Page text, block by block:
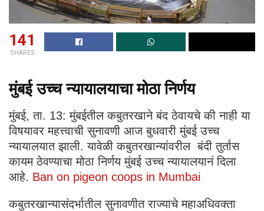
141
SHARES
मुंबई उच्च न्यायालयाचा मोठा निर्णय
मुंबई, ता. 13: मुंबईतील कबुतरखाने बंद ठेवायचे की नाही या
विषयावर महत्त्वाची सुनावणी आज बुधवारी मुंबई उच्च
न्यायालयात झाली. यावेळी कबुतरखान्यांवरील बंदी तुर्तास
कायम ठेवण्याचा मोठा निर्णय मुंबई उच्च न्यायालयानं दिला
आहे. Ban on pigeon coops in Mumbai
कबुतरखान्यासंदर्भातील सुनावणीत राज्याचे महाअधिवक्ता